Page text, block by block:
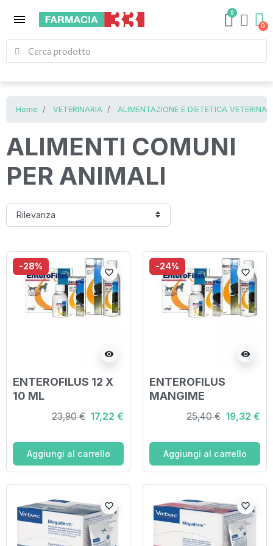
menu 0
Home VETERINARIA ALIMENTAZIONE E DIETETICA
ALIMENTI COMUNI
PER ANIMALI
-28%
visibility
favorite_border
ENTEROFILUS 12 X
10 ML
23,90 € 17,22 €
Aggiungi al carrello
-24%
visibility
favorite_border
ENTEROFILUS
MANGIME
SEMPLICE 250 ML
25,40 € 19,32 €
Aggiungi al carrello
favorite_border favorite_border